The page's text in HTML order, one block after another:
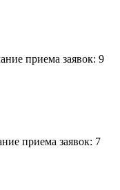
приема заявок: 9
приема заявок: 7